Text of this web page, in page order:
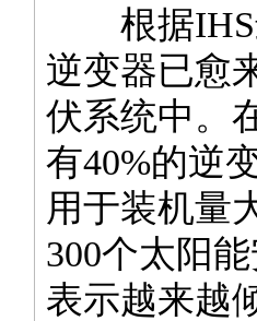
根据IHS
逆变器已愈
伏系统中。
有40%的逆
用于装机量
300个太阳
表示越来越